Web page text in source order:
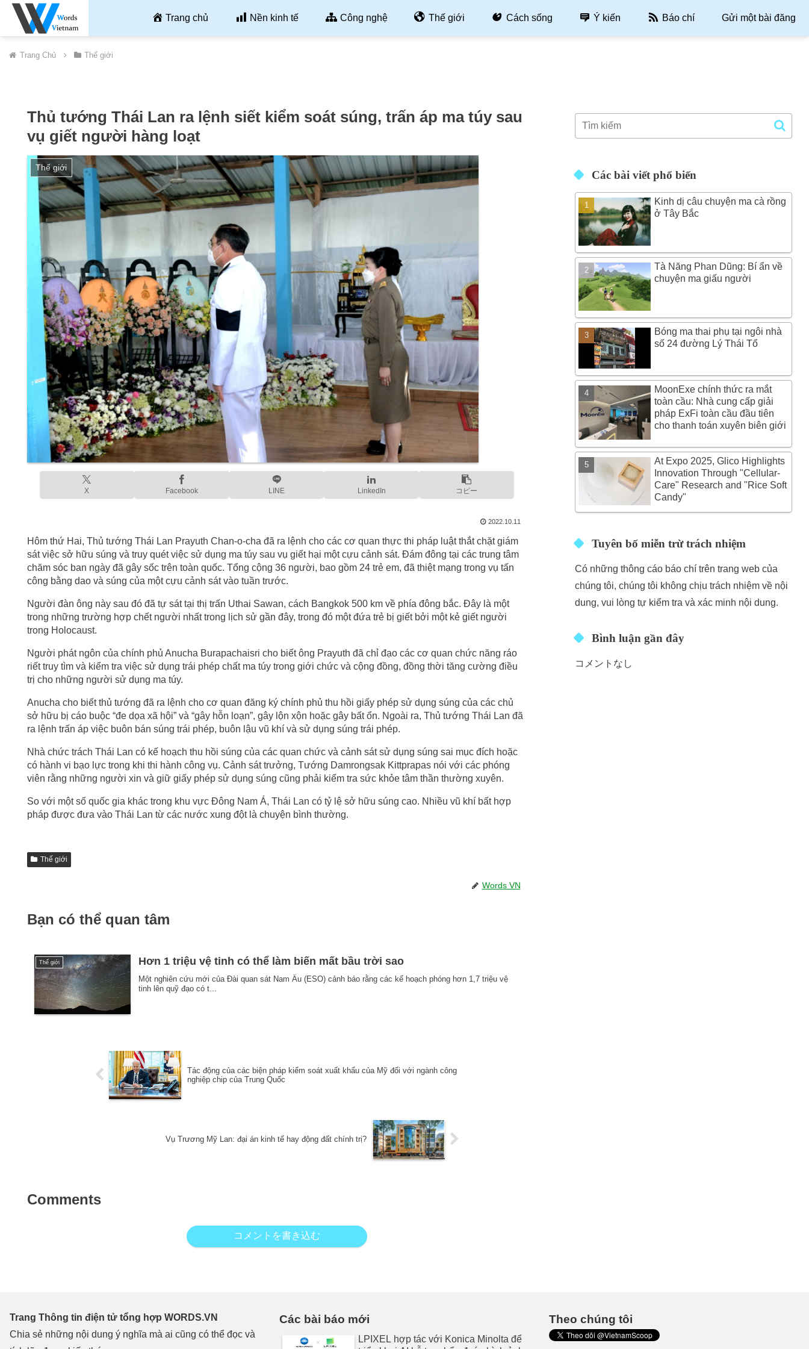
Trang chủ Nền kinh tế Công nghệ Thế giới Cách sống Ý kiến Báo chí Gửi một bài đăng
Trang Chủ Thế giới
Thủ tướng Thái Lan ra lệnh siết kiểm soát súng, trấn áp ma túy sau
vụ giết người hàng loạt
Thế giới
X Facebook LINE LinkedIn コピー
2022.10.11
Hôm thứ Hai, Thủ tướng Thái Lan Prayuth Chan-o-cha đã ra lệnh cho các cơ quan thực thi pháp luật thắt chặt giám
sát việc sở hữu súng và truy quét việc sử dụng ma túy sau vụ giết hại một cựu cảnh sát. Đám đông tại các trung tâm
chăm sóc ban ngày đã gây sốc trên toàn quốc. Tổng cộng 36 người, bao gồm 24 trẻ em, đã thiệt mạng trong vụ tấn
công bằng dao và súng của một cựu cảnh sát vào tuần trước.
Người đàn ông này sau đó đã tự sát tại thị trấn Uthai Sawan, cách Bangkok 500 km về phía đông bắc. Đây là một
trong những trường hợp chết người nhất trong lịch sử gần đây, trong đó một đứa trẻ bị giết bởi một kẻ giết người
trong Holocaust.
Người phát ngôn của chính phủ Anucha Burapachaisri cho biết ông Prayuth đã chỉ đạo các cơ quan chức năng ráo
riết truy tìm và kiểm tra việc sử dụng trái phép chất ma túy trong giới chức và cộng đồng, đồng thời tăng cường điều
trị cho những người sử dụng ma túy.
Anucha cho biết thủ tướng đã ra lệnh cho cơ quan đăng ký chính phủ thu hồi giấy phép sử dụng súng của các chủ
sở hữu bị cáo buộc “đe dọa xã hội” và “gây hỗn loạn”, gây lộn xộn hoặc gây bất ổn. Ngoài ra, Thủ tướng Thái Lan đã
ra lệnh trấn áp việc buôn bán súng trái phép, buôn lậu vũ khí và sử dụng súng trái phép.
Nhà chức trách Thái Lan có kế hoạch thu hồi súng của các quan chức và cảnh sát sử dụng súng sai mục đích hoặc
có hành vi bạo lực trong khi thi hành công vụ. Cảnh sát trưởng, Tướng Damrongsak Kittprapas nói với các phóng
viên rằng những người xin và giữ giấy phép sử dụng súng cũng phải kiểm tra sức khỏe tâm thần thường xuyên.
So với một số quốc gia khác trong khu vực Đông Nam Á, Thái Lan có tỷ lệ sở hữu súng cao. Nhiều vũ khí bất hợp
pháp được đưa vào Thái Lan từ các nước xung đột là chuyện bình thường.
Thế giới
Words VN
Bạn có thể quan tâm
Thế giới Hơn 1 triệu vệ tinh có thể làm biến mất bầu trời sao
Một nghiên cứu mới của Đài quan sát Nam Âu (ESO) cảnh báo rằng các kế hoạch phóng hơn 1,7 triệu vệ
tinh lên quỹ đạo có t...
Tác động của các biện pháp kiểm soát xuất khẩu của Mỹ đối với ngành công
nghiệp chip của Trung Quốc
Vụ Trương Mỹ Lan: đại án kinh tế hay động đất chính trị?
Comments
コメントを書き込む
Các bài viết phổ biến
Kinh dị câu chuyện ma cà rồng
ở Tây Bắc
Tà Năng Phan Dũng: Bí ẩn về
chuyện ma giấu người
Bóng ma thai phụ tại ngôi nhà
số 24 đường Lý Thái Tổ
MoonExe chính thức ra mắt
toàn cầu: Nhà cung cấp giải
pháp ExFi toàn cầu đầu tiên
cho thanh toán xuyên biên giới
At Expo 2025, Glico Highlights
Innovation Through "Cellular-
Care" Research and "Rice Soft
Candy"
Tuyên bố miễn trừ trách nhiệm
Có những thông cáo báo chí trên trang web của
chúng tôi, chúng tôi không chịu trách nhiệm về nội
dung, vui lòng tự kiểm tra và xác minh nội dung.
Bình luận gần đây
コメントなし
Trang Thông tin điện tử tổng hợp WORDS.VN
Chia sẻ những nội dung ý nghĩa mà ai cũng có thể đọc và
Các bài báo mới
LPIXEL hợp tác với Konica Minolta để
Theo chúng tôi